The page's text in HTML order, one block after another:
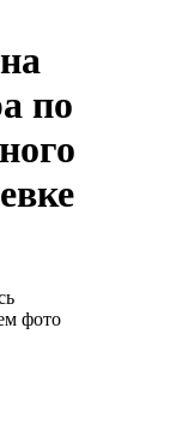
по
фото